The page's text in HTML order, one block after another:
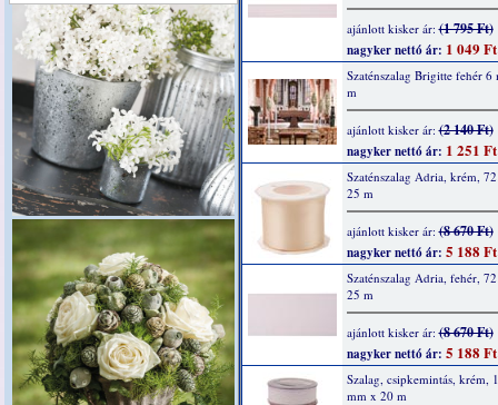
ajánlott kisker ár:(1 795 Ft)
nagyker nettó ár: 1 049 Ft
Szaténszalag Brigitte fehér 6
m
ajánlott kisker ár:(2 140 Ft)
nagyker nettó ár: 1 251 Ft
Szaténszalag Adria, krém,
25 m
ajánlott kisker ár:(8 670 Ft)
nagyker nettó ár: 5 188 Ft
Szaténszalag Adria, fehér,
25 m
ajánlott kisker ár:(8 670 Ft)
nagyker nettó ár: 5 188 Ft
Szalag, csipkemintás, krém,
mm x 20 m